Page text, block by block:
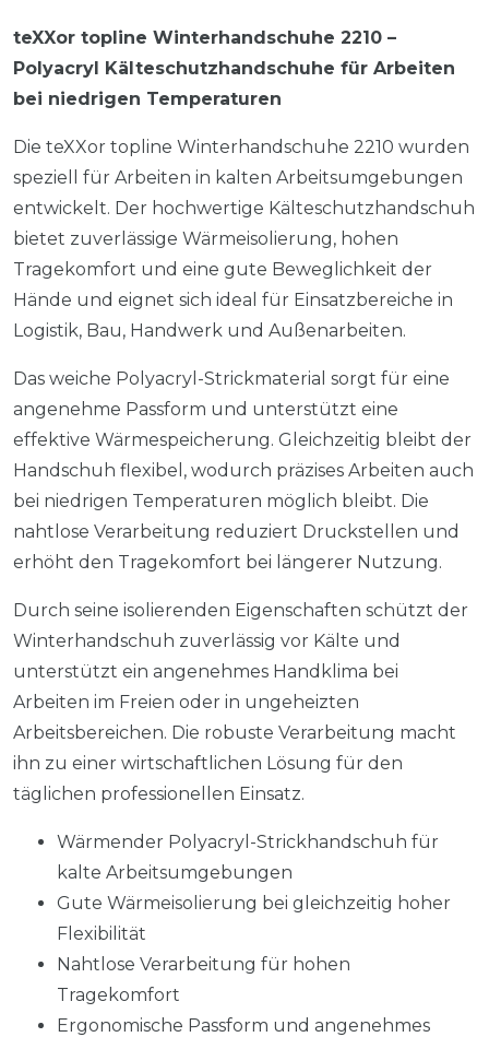
teXXor topline Winterhandschuhe 2210 –
Polyacryl Kälteschutzhandschuhe für Arbeiten
bei niedrigen Temperaturen
Die teXXor topline Winterhandschuhe 2210 wurden
speziell für Arbeiten in kalten Arbeitsumgebungen
entwickelt. Der hochwertige Kälteschutzhandschuh
bietet zuverlässige Wärmeisolierung, hohen
Tragekomfort und eine gute Beweglichkeit der
Hände und eignet sich ideal für Einsatzbereiche in
Logistik, Bau, Handwerk und Außenarbeiten.
Das weiche Polyacryl-Strickmaterial sorgt für eine
angenehme Passform und unterstützt eine
effektive Wärmespeicherung. Gleichzeitig bleibt der
Handschuh flexibel, wodurch präzises Arbeiten auch
bei niedrigen Temperaturen möglich bleibt. Die
nahtlose Verarbeitung reduziert Druckstellen und
erhöht den Tragekomfort bei längerer Nutzung.
Durch seine isolierenden Eigenschaften schützt der
Winterhandschuh zuverlässig vor Kälte und
unterstützt ein angenehmes Handklima bei
Arbeiten im Freien oder in ungeheizten
Arbeitsbereichen. Die robuste Verarbeitung macht
ihn zu einer wirtschaftlichen Lösung für den
täglichen professionellen Einsatz.
Wärmender Polyacryl-Strickhandschuh für
kalte Arbeitsumgebungen
Gute Wärmeisolierung bei gleichzeitig hoher
Flexibilität
Nahtlose Verarbeitung für hohen
Tragekomfort
Ergonomische Passform und angenehmes